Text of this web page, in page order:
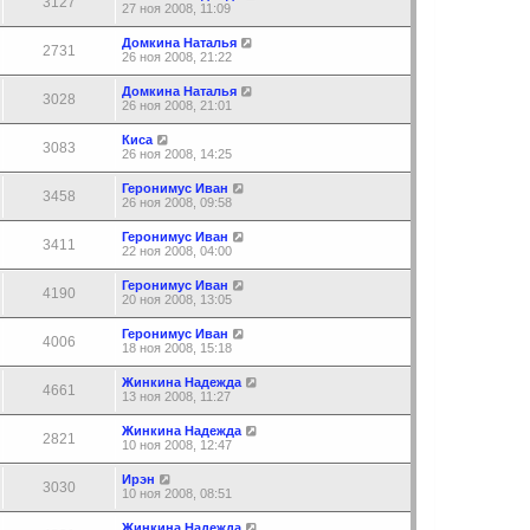
27 ноя 2008, 11:09
2731
Домкина Наталья
26 ноя 2008, 21:22
3028
Домкина Наталья
26 ноя 2008, 21:01
3083
Киса
26 ноя 2008, 14:25
3458
Геронимус Иван
26 ноя 2008, 09:58
3411
Геронимус Иван
22 ноя 2008, 04:00
4190
Геронимус Иван
20 ноя 2008, 13:05
4006
Геронимус Иван
18 ноя 2008, 15:18
4661
Жинкина Надежда
13 ноя 2008, 11:27
2821
Жинкина Надежда
10 ноя 2008, 12:47
3030
Ирэн
10 ноя 2008, 08:51